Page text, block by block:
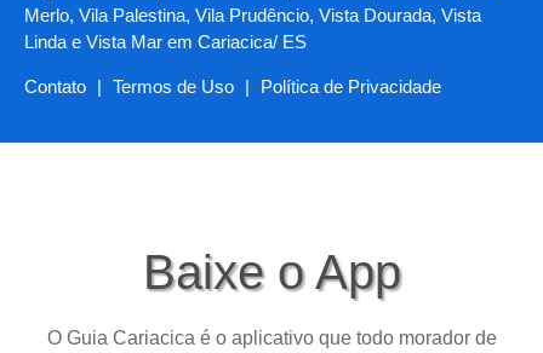
Merlo, Vila Palestina, Vila Prudêncio, Vista Dourada, Vista
Linda e Vista Mar em Cariacica/ ES
Contato | Termos de Uso | Política de Privacidade
Baixe o App
O Guia Cariacica é o aplicativo que todo morador de